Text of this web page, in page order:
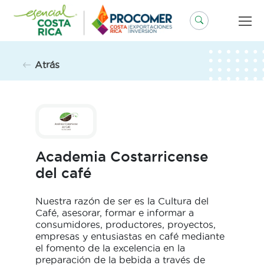
contenido
Atrás
Academia Costarricense
del café
Nuestra razón de ser es la Cultura del
Café, asesorar, formar e informar a
consumidores, productores, proyectos,
empresas y entusiastas en café mediante
el fomento de la excelencia en la
preparación de la bebida a través de